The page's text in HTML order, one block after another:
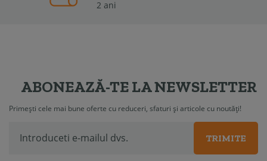
2 ani
ABONEAZĂ-TE LA NEWSLETTER
Primești cele mai bune oferte cu reduceri, sfaturi și articole cu noutăți!
TRIMITE